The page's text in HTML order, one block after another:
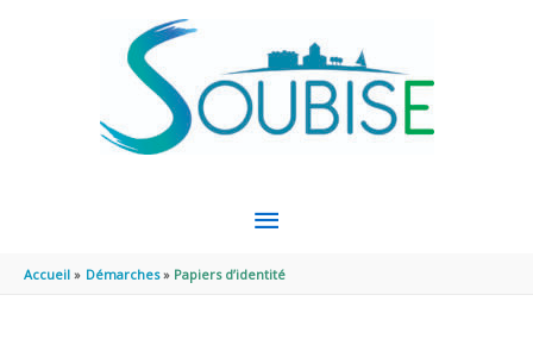
MENU
PRINCIPAL
Accueil Démarches Papiers d’identité